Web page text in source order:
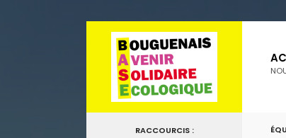
Passer
contenu
RACCOURCIS :